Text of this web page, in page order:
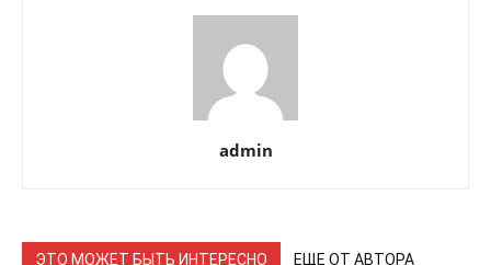
admin
ЭТО МОЖЕТ БЫТЬ ИНТЕРЕСНО ЕЩЕ ОТ АВТОРА